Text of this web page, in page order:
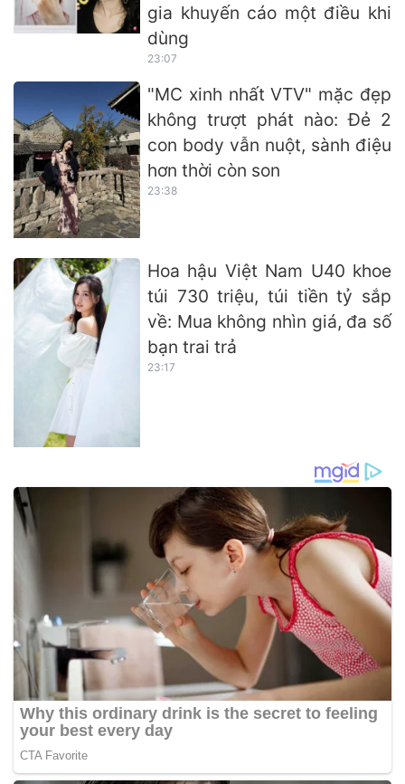
gia khuyến cáo một điều khi
dùng
23:07
"MC xinh nhất VTV" mặc đẹp
không trượt phát nào: Đẻ 2
con body vẫn nuột, sành điệu
hơn thời còn son
23:38
Hoa hậu Việt Nam U40 khoe
túi 730 triệu, túi tiền tỷ sắp
về: Mua không nhìn giá, đa số
bạn trai trả
23:17